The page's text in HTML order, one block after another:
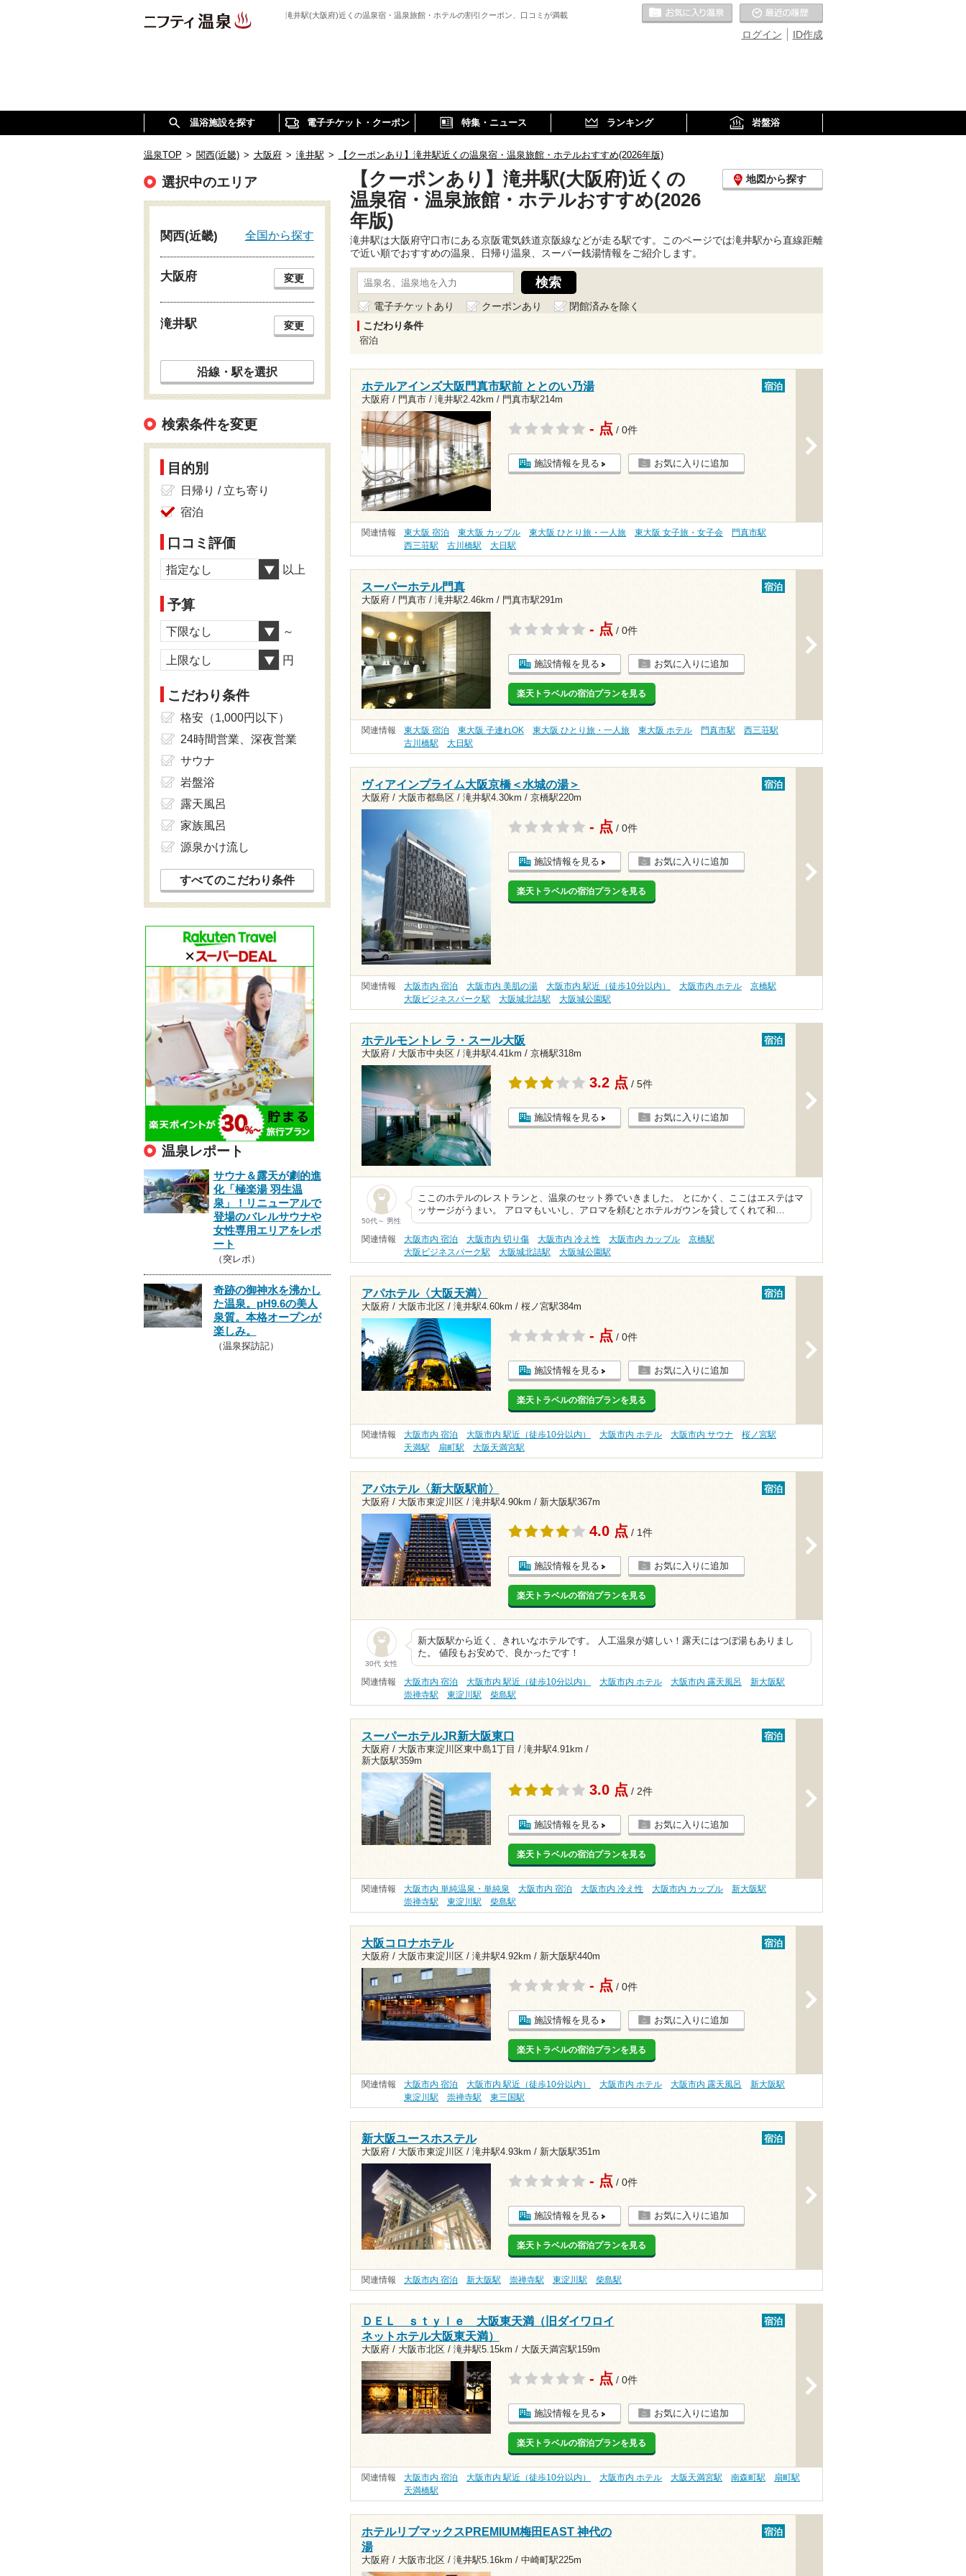
滝井駅(大阪府)近くの温泉宿・温泉旅館・ホテルの割引クーポン、口コミが満載
ID作成
ログイン
お気に入りの温泉
温浴施設を探す 電子チケット・クーポン 特集・ニュース ランキング 岩盤浴
温泉TOP > 関西(近畿) > 大阪府 > 滝井駅 > 【クーポンあり】滝井駅近くの温泉宿・温泉旅館・ホテルおすすめ(2026年版)
【クーポンあり】滝井駅(大阪府)近くの
温泉宿・温泉旅館・ホテルおすすめ(2026
年版)
地図から探す
滝井駅は大阪府守口市にある京阪電気鉄道京阪線などが走る駅です。このページでは滝井駅から直線距離
で近い順でおすすめの温泉、日帰り温泉、スーパー銭湯情報をご紹介します。
電子チケットあり クーポンあり
閉館済みを除く
こだわり条件
宿泊
ホテルアインズ大阪門真市駅前 ととのい乃湯
大阪府 / 門真市 / 滝井駅2.42km / 門真市駅214m
宿泊
- 点 / 0件
施設情報を見る お気に入りに追加
関連情報 東大阪 宿泊 東大阪 カップル 東大阪 ひとり旅・一人旅 東大阪 女子旅・女子会
門真市駅
西三荘駅
古川橋駅 大日駅
スーパーホテル門真
大阪府 / 門真市 / 滝井駅2.46km / 門真市駅291m
宿泊
- 点 / 0件
施設情報を見る お気に入りに追加
楽天トラベルの宿泊プランを見る
関連情報 東大阪 宿泊 東大阪 子連れOK 東大阪 ひとり旅・一人旅 東大阪 ホテル 門真市駅
西三荘駅
古川橋駅
大日駅
ヴィアインプライム大阪京橋＜水城の湯＞
大阪府 / 大阪市都島区 / 滝井駅4.30km / 京橋駅220m
宿泊
- 点 / 0件
施設情報を見る お気に入りに追加
楽天トラベルの宿泊プランを見る
関連情報 大阪市内 宿泊 大阪市内 美肌の湯 大阪市内 駅近（徒歩10分以内） 大阪市内 ホテル
京橋駅
大阪ビジネスパーク駅
大阪城北詰駅 大阪城公園駅
ホテルモントレ ラ・スール大阪
大阪府 / 大阪市中央区 / 滝井駅4.41km / 京橋駅318m
宿泊
3.2 点 / 5件
施設情報を見る お気に入りに追加
50代～ 男性
ここのホテルのレストランと、温泉のセット券でいきました。 とにかく、ここはエステはマ
ッサージがうまい。 アロマもいいし、アロマを頼むとホテルガウンを貸してくれて和…
関連情報 大阪市内 宿泊 大阪市内 切り傷 大阪市内 冷え性 大阪市内 カップル
京橋駅
大阪ビジネスパーク駅
大阪城北詰駅 大阪城公園駅
アパホテル〈大阪天満〉
大阪府 / 大阪市北区 / 滝井駅4.60km / 桜ノ宮駅384m
宿泊
- 点 / 0件
施設情報を見る お気に入りに追加
楽天トラベルの宿泊プランを見る
関連情報 大阪市内 宿泊 大阪市内 駅近（徒歩10分以内） 大阪市内 ホテル 大阪市内 サウナ
桜ノ宮駅
天満駅
扇町駅 大阪天満宮駅
アパホテル〈新大阪駅前〉
大阪府 / 大阪市東淀川区 / 滝井駅4.90km / 新大阪駅367m
宿泊
4.0 点 / 1件
施設情報を見る お気に入りに追加
楽天トラベルの宿泊プランを見る
30代 女性
新大阪駅から近く、きれいなホテルです。 人工温泉が嬉しい！露天にはつぼ湯もありまし
た。 値段もお安めで、良かったです！
関連情報 大阪市内 宿泊 大阪市内 駅近（徒歩10分以内） 大阪市内 ホテル 大阪市内 露天風呂
新大阪駅
崇禅寺駅
東淀川駅 柴島駅
スーパーホテルJR新大阪東口
大阪府 / 大阪市東淀川区東中島1丁目 / 滝井駅4.91km /
新大阪駅359m
宿泊
3.0 点 / 2件
施設情報を見る お気に入りに追加
楽天トラベルの宿泊プランを見る
関連情報 大阪市内 単純温泉・単純泉 大阪市内 宿泊 大阪市内 冷え性 大阪市内 カップル
新大阪駅
崇禅寺駅
東淀川駅 柴島駅
大阪コロナホテル
大阪府 / 大阪市東淀川区 / 滝井駅4.92km / 新大阪駅440m
宿泊
- 点 / 0件
施設情報を見る お気に入りに追加
楽天トラベルの宿泊プランを見る
関連情報 大阪市内 宿泊 大阪市内 駅近（徒歩10分以内） 大阪市内 ホテル 大阪市内 露天風呂
新大阪駅
東淀川駅
崇禅寺駅 東三国駅
新大阪ユースホステル
大阪府 / 大阪市東淀川区 / 滝井駅4.93km / 新大阪駅351m
宿泊
- 点 / 0件
施設情報を見る お気に入りに追加
楽天トラベルの宿泊プランを見る
関連情報 大阪市内 宿泊 新大阪駅 崇禅寺駅 東淀川駅 柴島駅
ＤＥＬ ｓｔｙｌｅ 大阪東天満（旧ダイワロイ
ネットホテル大阪東天満）
大阪府 / 大阪市北区 / 滝井駅5.15km / 大阪天満宮駅159m
宿泊
- 点 / 0件
施設情報を見る お気に入りに追加
楽天トラベルの宿泊プランを見る
関連情報 大阪市内 宿泊 大阪市内 駅近（徒歩10分以内） 大阪市内 ホテル 大阪天満宮駅 南森町駅
扇町駅
天満橋駅
ホテルリブマックスPREMIUM梅田EAST 神代の
湯
大阪府 / 大阪市北区 / 滝井駅5.16km / 中崎町駅225m
宿泊
選択中のエリア
関西(近畿) 全国から探す
大阪府 変更
滝井駅 変更
沿線・駅を選択
検索条件を変更
目的別
日帰り / 立ち寄り
宿泊
口コミ評価
指定なし 以上
予算
下限なし ～
上限なし 円
こだわり条件
格安（1,000円以下）
24時間営業、深夜営業
サウナ
岩盤浴
露天風呂
家族風呂
源泉かけ流し
すべてのこだわり条件
温泉レポート
サウナ＆露天が劇的進
化「極楽湯 羽生温
泉」！リニューアルで
登場のバレルサウナや
女性専用エリアをレポ
ート
（突レポ）
奇跡の御神水を沸かし
た温泉。pH9.6の美人
泉質。本格オープンが
楽しみ。
（温泉探訪記）